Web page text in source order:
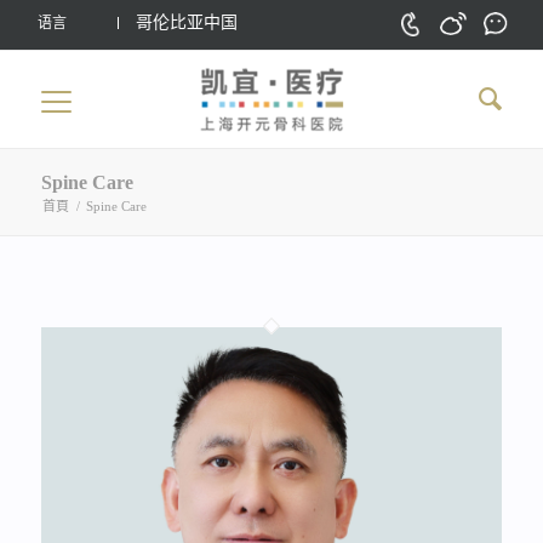
语言 哥伦比亚中国
Spine Care
首頁 / Spine Care